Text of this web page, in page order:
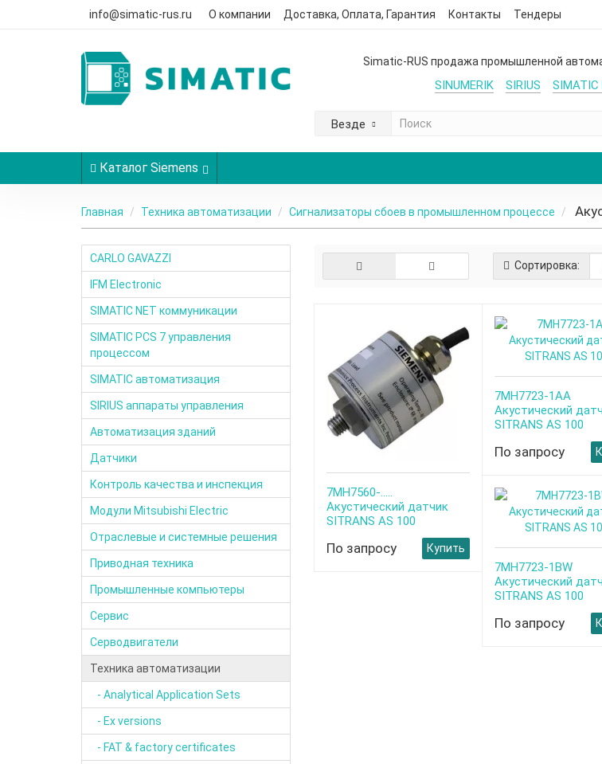
info@simatic-rus.ru О компании Доставка, Оплата, Гарантия Контакты Тендеры
Simatic-RUS продажа промышленной
SINUMERIK SIRIUS SIMATIC
Везде
Каталог Siemens
Главная Техника автоматизации Сигнализаторы сбоев в промышленном процессе
CARLO GAVAZZI
IFM Electronic
SIMATIC NET коммуникации
SIMATIC PCS 7 управления
процессом
SIMATIC автоматизация
SIRIUS аппараты управления
Автоматизация зданий
Датчики
Контроль качества и инспекция
Модули Mitsubishi Electric
Отраслевые и системные решения
Приводная техника
Промышленные компьютеры
Сервис
Серводвигатели
Техника автоматизации
- Analytical Application Sets
- Ex versions
- FAT & factory certificates
Сортировка:
7MH7560-.....
Aкустический датчик
SITRANS AS 100
По запросу Купить
7MH7723-1AA
Aкустический
SITRANS AS 100
По запросу
7MH7723-1BW
Aкустический
SITRANS AS 100
По запросу